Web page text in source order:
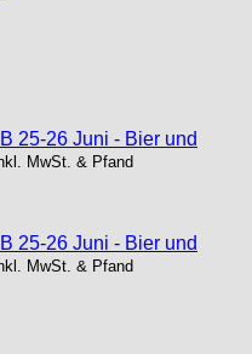
Juni - Bier und
MwSt. & Pfand
Juni - Bier und
MwSt. & Pfand